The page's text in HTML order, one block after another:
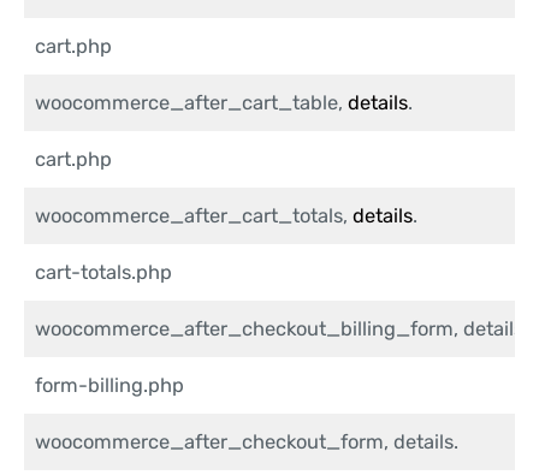
cart.php
woocommerce_after_cart_table,details.
cart.php
woocommerce_after_cart_totals,details.
cart-totals.php
woocommerce_after_checkout_billing_form, details.
form-billing.php
woocommerce_after_checkout_form, details.